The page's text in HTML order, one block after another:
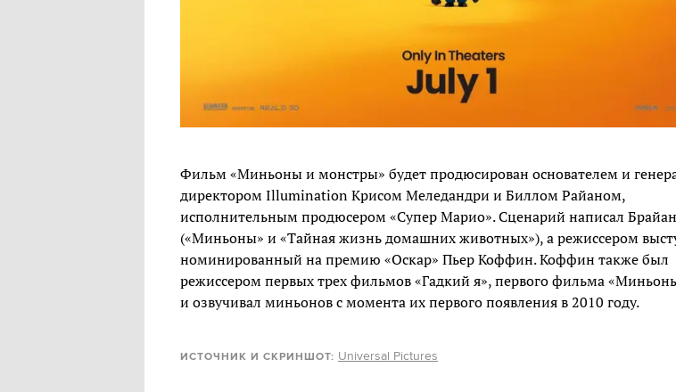
Фильм «Миньоны и монстры» будет продюсирован основателем и
директором Illumination Крисом Меледандри и Биллом Райаном,
исполнительным продюсером «Супер Марио». Сценарий написал
(«Миньоны» и «Тайная жизнь домашних животных»), а режиссером
номинированный на премию «Оскар» Пьер Коффин. Коффин также был
режиссером первых трех фильмов «Гадкий я», первого фильма
и озвучивал миньонов с момента их первого появления в 2010 году.
ИСТОЧНИК И СКРИНШОТ: Universal Pictures